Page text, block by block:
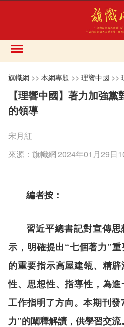
旗幟網 >>本網專題 >>理響中國 >>
【理響中國】著力加強
的領導
宋月紅
來源：旗幟網2024年01月29日
編者按：
習近平總書記對宣傳
示，明確提出“七個著力”
的重要指示高屋建瓴、精
性、思想性、指導性，為
工作指明了方向。本期刊
力”的闡釋解讀，供學習交流。